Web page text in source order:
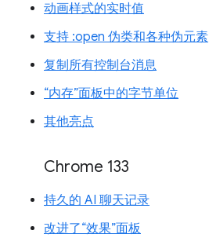
动画样式的实时值
支持 :open 伪类和各种伪元素
复制所有控制台消息
“内存”面板中的字节单位
其他亮点
Chrome 133
持久的 AI 聊天记录
改进了“效果”面板